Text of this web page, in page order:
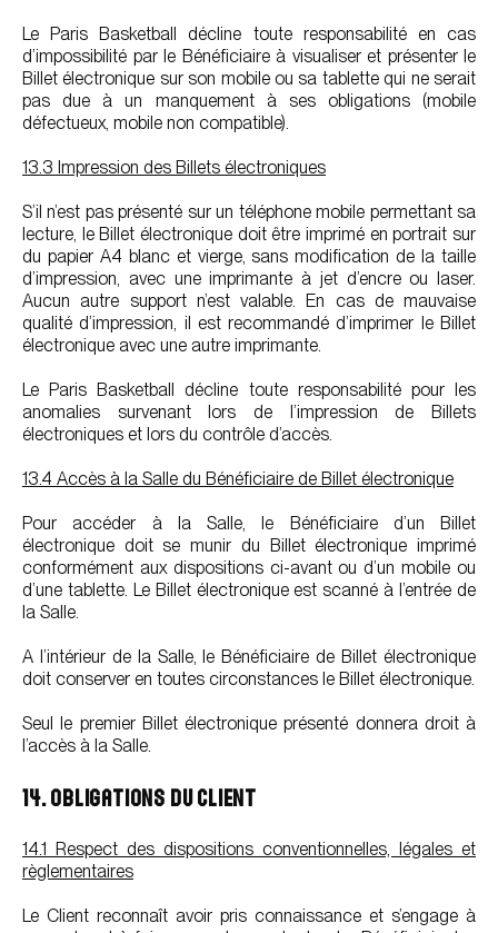
Le Paris Basketball décline toute responsabilité en cas
d’impossibilité par le Bénéficiaire à visualiser et présenter le
Billet électronique sur son mobile ou sa tablette qui ne serait
pas due à un manquement à ses obligations (mobile
défectueux, mobile non compatible).
13.3 Impression des Billets électroniques
S’il n’est pas présenté sur un téléphone mobile permettant sa
lecture, le Billet électronique doit être imprimé en portrait sur
du papier A4 blanc et vierge, sans modification de la taille
d’impression, avec une imprimante à jet d’encre ou laser.
Aucun autre support n’est valable. En cas de mauvaise
qualité d’impression, il est recommandé d’imprimer le Billet
électronique avec une autre imprimante.
Le Paris Basketball décline toute responsabilité pour les
anomalies survenant lors de l’impression de Billets
électroniques et lors du contrôle d’accès.
13.4 Accès à la Salle du Bénéficiaire de Billet électronique
Pour accéder à la Salle, le Bénéficiaire d’un Billet
électronique doit se munir du Billet électronique imprimé
conformément aux dispositions ci-avant ou d’un mobile ou
d’une tablette. Le Billet électronique est scanné à l’entrée de
la Salle.
A l’intérieur de la Salle, le Bénéficiaire de Billet électronique
doit conserver en toutes circonstances le Billet électronique.
Seul le premier Billet électronique présenté donnera droit à
l’accès à la Salle.
14. OBLIGATIONS DU CLIENT
14.1 Respect des dispositions conventionnelles, légales et
règlementaires
Le Client reconnaît avoir pris connaissance et s’engage à